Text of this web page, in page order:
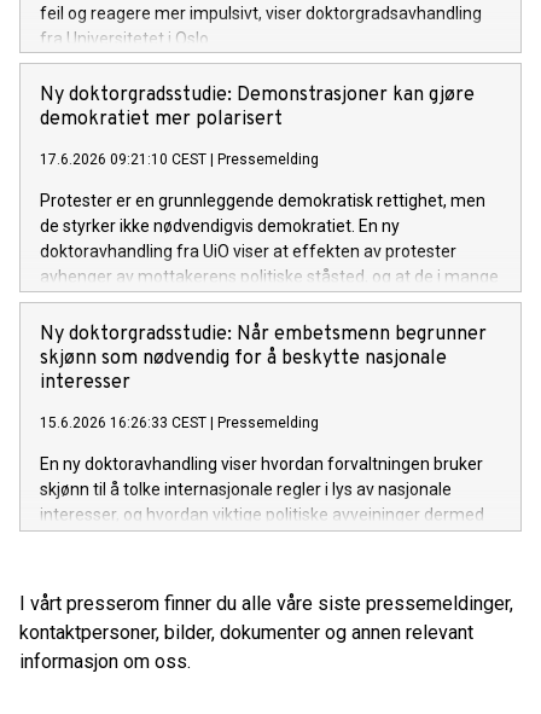
feil og reagere mer impulsivt, viser doktorgradsavhandling
fra Universitetet i Oslo.
Ny doktorgradsstudie: Demonstrasjoner kan gjøre
demokratiet mer polarisert
17.6.2026 09:21:10 CEST Pressemelding
Protester er en grunnleggende demokratisk rettighet, men
de styrker ikke nødvendigvis demokratiet. En ny
doktoravhandling fra UiO viser at effekten av protester
avhenger av mottakerens politiske ståsted, og at de i mange
tilfeller kan bidra til økt polarisering snarere enn bredere
demokratisk mobilisering.
Ny doktorgradsstudie: Når embetsmenn begrunner
skjønn som nødvendig for å beskytte nasjonale
interesser
15.6.2026 16:26:33 CEST Pressemelding
En ny doktoravhandling viser hvordan forvaltningen bruker
skjønn til å tolke internasjonale regler i lys av nasjonale
interesser, og hvordan viktige politiske avveininger dermed
I vårt presserom finner du alle våre siste pressemeldinger,
kontaktpersoner, bilder, dokumenter og annen relevant
informasjon om oss.